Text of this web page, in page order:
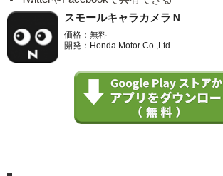
スモールキャラカメラＮ
価格：無料
開発：Honda Motor Co.,Ltd.